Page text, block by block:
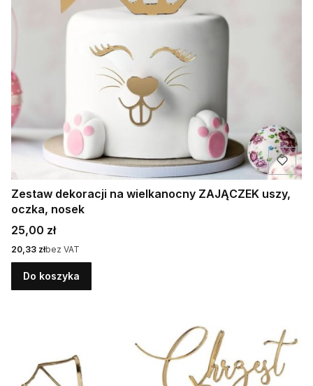
Zestaw dekoracji na wielkanocny ZAJĄCZEK uszy,
oczka, nosek
Cena
25,00 zł
Cena
20,33 złbez VAT
Do koszyka